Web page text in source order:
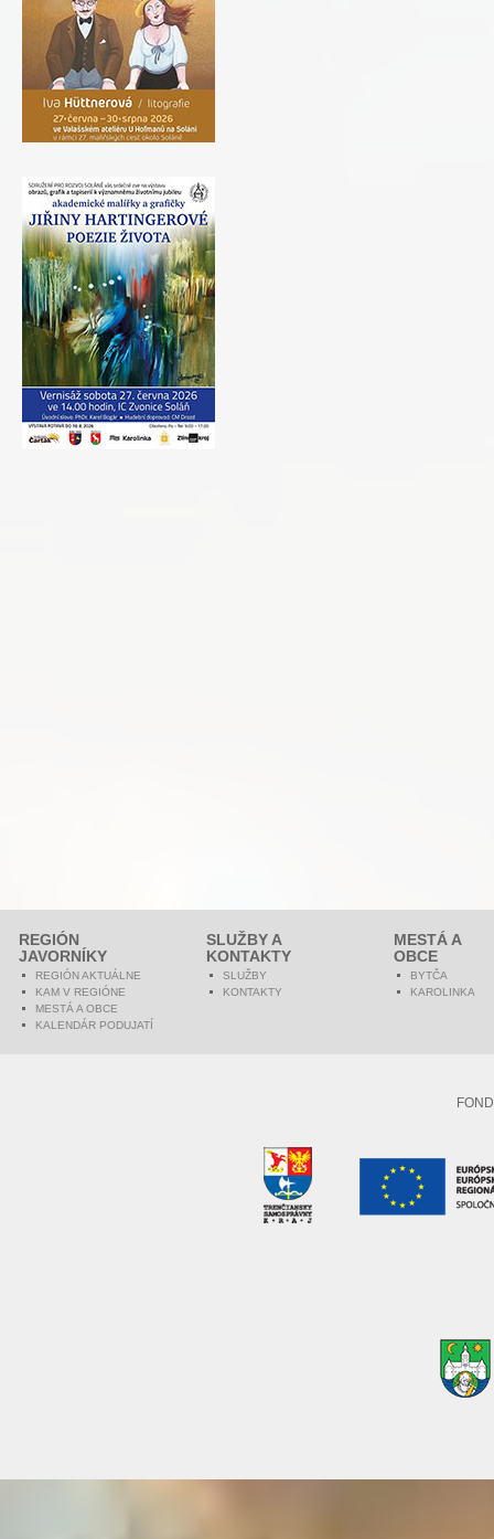
REGIÓN
JAVORNÍKY
REGIÓN AKTUÁLNE
KAM V REGIÓNE
MESTÁ A OBCE
KALENDÁR PODUJATÍ
SLUŽBY A
KONTAKTY
SLUŽBY
KONTAKTY
MESTÁ A
OBCE
BYTČA
KAROLINKA